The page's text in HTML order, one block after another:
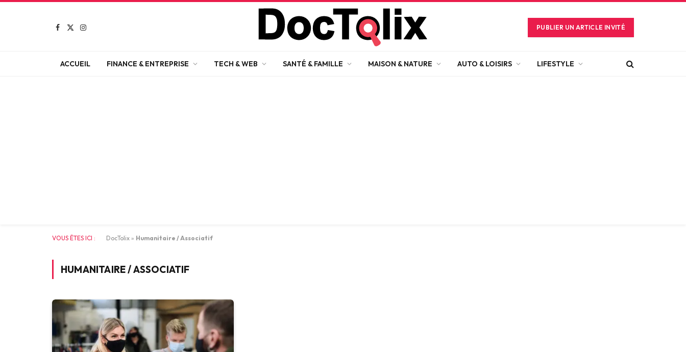
Facebook
X
Instagram PUBLIER UN ARTICLE INVITÉ
ACCUEIL FINANCE & ENTREPRISE TECH & WEB SANTÉ & FAMILLE MAISON & NATURE AUTO & LOISIRS LIFESTYLE
VOUS ÊTES ICI : DocTolix » Humanitaire / Associatif
HUMANITAIRE / ASSOCIATIF